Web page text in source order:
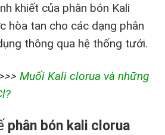
khiết của phân bón Kali
hòa tan cho các dạng phân
thông qua hệ thống tưới.
Muối Kali clorua và những
phân bón kali clorua